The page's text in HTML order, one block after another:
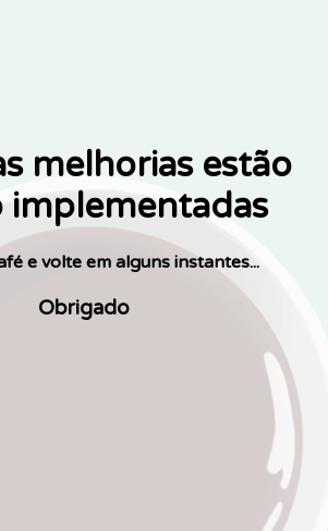
melhorias estão
implementadas
e volte em alguns instantes...
Obrigado